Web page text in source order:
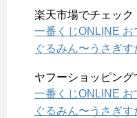
楽天市場でチェック
一番くじONLINE お
ぐるみん〜うさぎ
ヤフーショッピング
一番くじONLINE お
ぐるみん〜うさぎ